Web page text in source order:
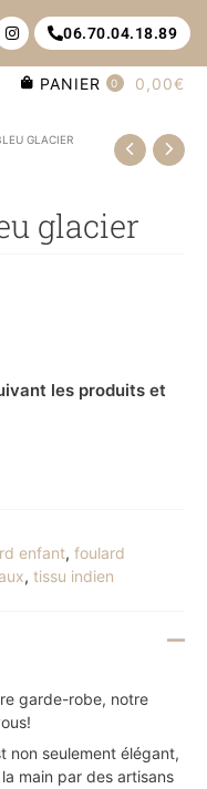
I
n
s
t
a
m
06.70.04.18.89
PANIER 0 0,00€
GLACIER
glacier
les produits et
enfant,foulard
,tissu indien
garde-robe, notre
non seulement élégant,
main par des artisans